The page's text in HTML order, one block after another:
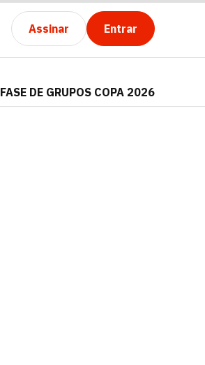
Assinar Entrar
FASE DE GRUPOS COPA 2026